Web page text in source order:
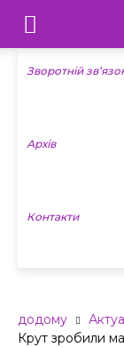
Телебачення
«Капрі»
Новини
Зворотній
Архів
Контакти
додому
Крут зробили